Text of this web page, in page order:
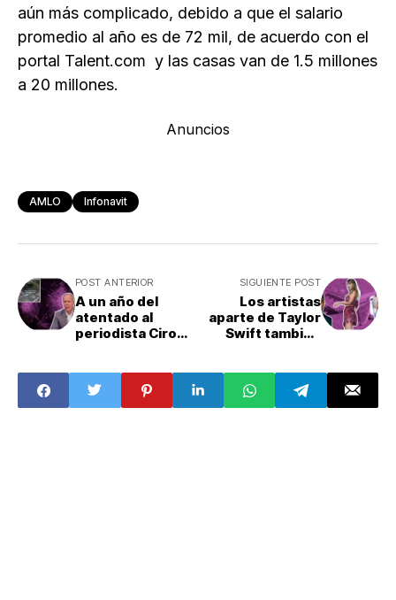
aún más complicado, debido a que el salario
promedio al año es de 72 mil, de acuerdo con el
portal Talent.com y las casas van de 1.5 millones
a 20 millones.
Anuncios
AMLO Infonavit
POST ANTERIOR
A un año del
atentado al
periodista Ciro
SIGUIENTE POST
Los artistas
aparte de Taylor
Swift también